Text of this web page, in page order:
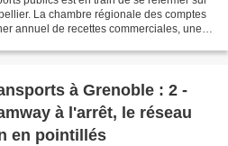
La chambre régionale des comptes
annuel de recettes commerciales, une
à Grenoble : 2 -
à l'arrêt, le réseau
en pointillés